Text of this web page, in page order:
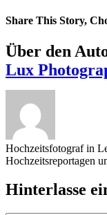
Share This Story,
Sharing_facebook
Sharing_twitter
Sharing_reddit
Über den
Lux
Hochzeitsfotograf in
Hochzeitsreportagen
Hinterlasse